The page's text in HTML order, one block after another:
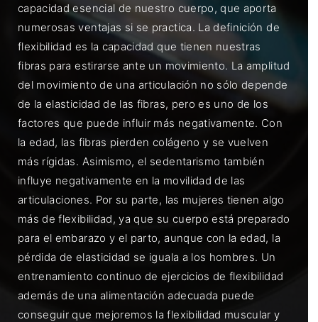
capacidad esencial de nuestro cuerpo, que aporta
numerosas ventajas si se practica. La definición de
flexibilidad es la capacidad que tienen nuestras
fibras para estirarse ante un movimiento. La amplitud
del movimiento de una articulación no sólo depende
de la elasticidad de las fibras, pero es uno de los
factores que puede influir más negativamente. Con
la edad, las fibras pierden colágeno y se vuelven
más rígidas. Asimismo, el sedentarismo también
influye negativamente en la movilidad de las
articulaciones. Por su parte, las mujeres tienen algo
más de flexibilidad, ya que su cuerpo está preparado
para el embarazo y el parto, aunque con la edad, la
pérdida de elasticidad se iguala a los hombres. Un
entrenamiento continuo de ejercicios de flexibilidad
además de una alimentación adecuada puede
conseguir que mejoremos la flexibilidad muscular y